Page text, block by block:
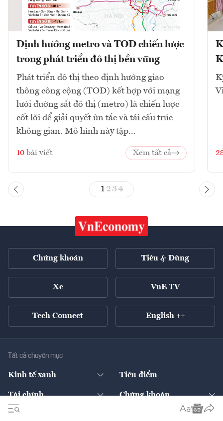
Định hướng metro và TOD chiến lược
trong phát triển đô thị bền vững
Phát triển đô thị theo định hướng giao
thông công cộng (TOD) kết hợp với mạng
lưới đường sắt đô thị (metro) là chiến lược
cốt lõi để giải quyết ùn tắc và tái cấu trúc
không gian. Mô hình này tập...
10 bài viết Xem tất cả
1 23 4
Chứng khoán Tiêu & Dùng
Xe VnE TV
Tech Connect English ++
Tất cả chuyên mục
Kinh tế xanh
Pháp lý
Tiêu điểm
Tài chính
Ngân hàng
Chứng khoán
Doanh nghiệp niêm yết
Kinh tế số